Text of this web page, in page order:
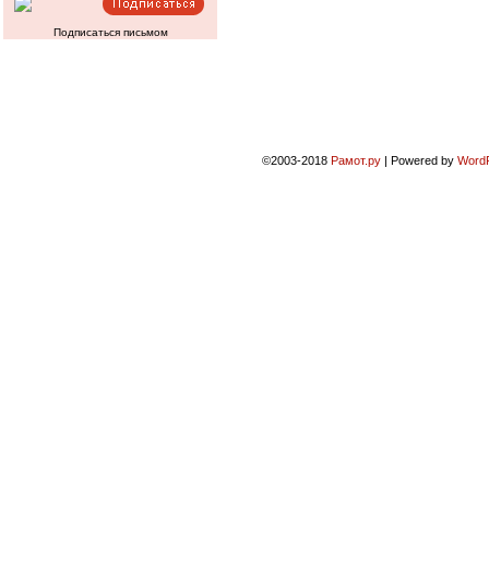
Подписаться письмом
©2003-2018 Рамот.ру | Powered by